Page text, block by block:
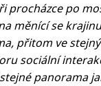
procházce po
měnící se
přitom ve
sociální
panorama